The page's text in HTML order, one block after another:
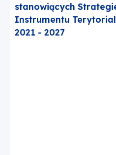
stanowiących
Instrumentu
2021 - 2027